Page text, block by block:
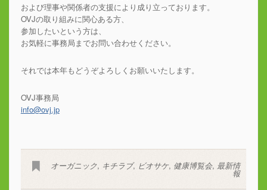
および理事や関係者の支援により成り立っております。
OVJの取り組みに関心ある方、
参加したいという方は、
お気軽に事務局までお問い合わせください。
それでは本年もどうぞよろしくお願いいたします。
OVJ事務局
info@ovj.jp
オーガニック, キチラブ, ビオサケ, 健康博覧会, 最新情
報